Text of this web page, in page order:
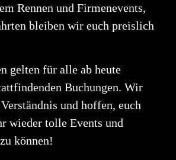
Rennen und Firmenevents,
bleiben wir euch preislich
gelten für alle ab heute
Buchungen. Wir
und hoffen, euch
wieder tolle Events und
können!